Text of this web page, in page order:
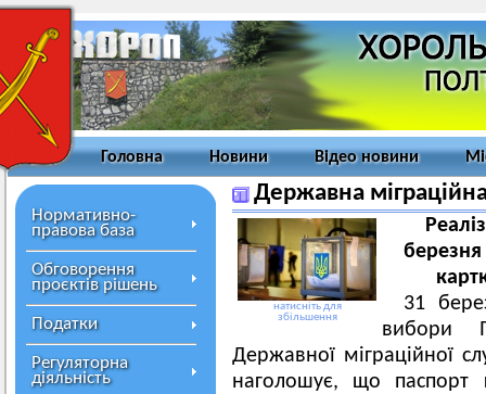
Головна Новини Відео новини
Нормативно-
правова база
Обговорення
проєктів рішень
Податки
Регуляторна
діяльність
Державна
натисніть для
збільшення
31
вибори
Державної міграційної
наголошує, що паспорт